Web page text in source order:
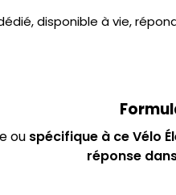
disponible à vie,
ou spécifique à ce Vélo
réponse